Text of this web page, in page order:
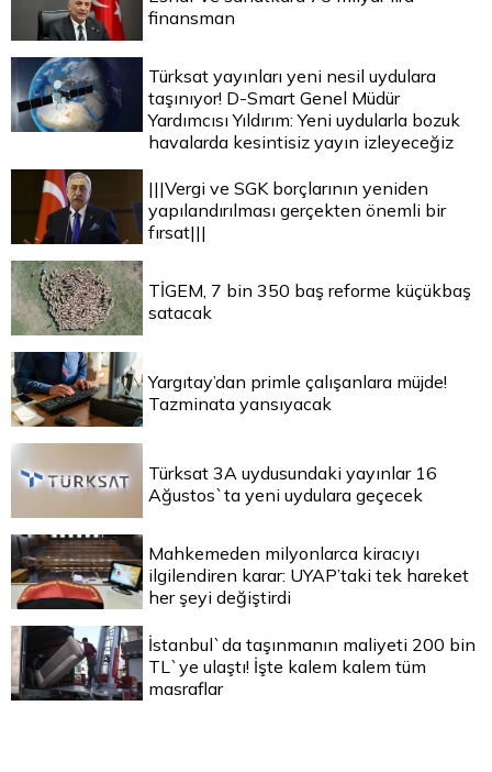
finansman
Türksat yayınları yeni nesil uydulara
taşınıyor! D-Smart Genel Müdür
Yardımcısı Yıldırım: Yeni uydularla bozuk
havalarda kesintisiz yayın izleyeceğiz
|||Vergi ve SGK borçlarının yeniden
yapılandırılması gerçekten önemli bir
fırsat|||
TİGEM, 7 bin 350 baş reforme küçükbaş
satacak
Yargıtay’dan primle çalışanlara müjde!
Tazminata yansıyacak
Türksat 3A uydusundaki yayınlar 16
Ağustos`ta yeni uydulara geçecek
Mahkemeden milyonlarca kiracıyı
ilgilendiren karar: UYAP’taki tek hareket
her şeyi değiştirdi
İstanbul`da taşınmanın maliyeti 200 bin
TL`ye ulaştı! İşte kalem kalem tüm
masraflar